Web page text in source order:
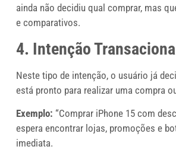
ainda não decidiu qual comprar, mas
e comparativos.
4. Intenção
Neste tipo de intenção, o usuário já
está pronto para realizar uma compra
Exemplo: “Comprar iPhone 15 com
espera encontrar lojas, promoções e
imediata.